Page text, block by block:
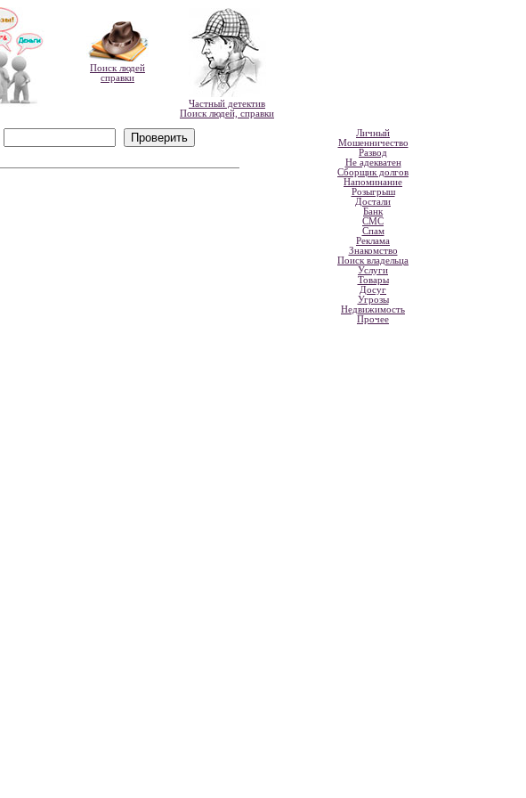
Поиск людей
справки
Частный детектив
Поиск людей, справки
Личный
Мошенничество
Развод
Не адекватен
Сборщик долгов
Напоминание
Розыгрыш
Достали
Банк
СМС
Спам
Реклама
Знакомство
Поиск владельца
Услуги
Товары
Досуг
Угрозы
Недвижимость
Прочее